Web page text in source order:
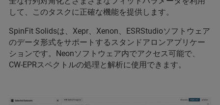
して、このタスクに正確な機能を提供します。
SpinFit Solidsは、Xepr、Xenon、ESRStudioソフトウェア
のデータ形式をサポートするスタンドアロンアプリケー
ションです。Neonソフトウェア内でアクセス可能で、
CW-EPRスペクトルの処理と解析に使用できます。